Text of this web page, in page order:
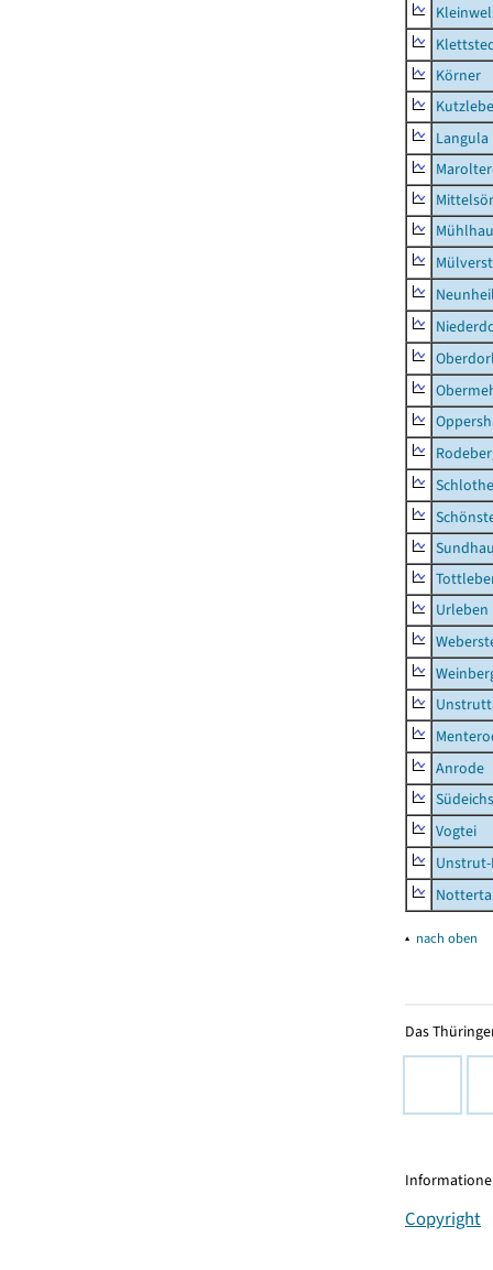
Körner
Langula
Urleben
Anrode
Vogtei
▴ nach oben
Das
Copyright